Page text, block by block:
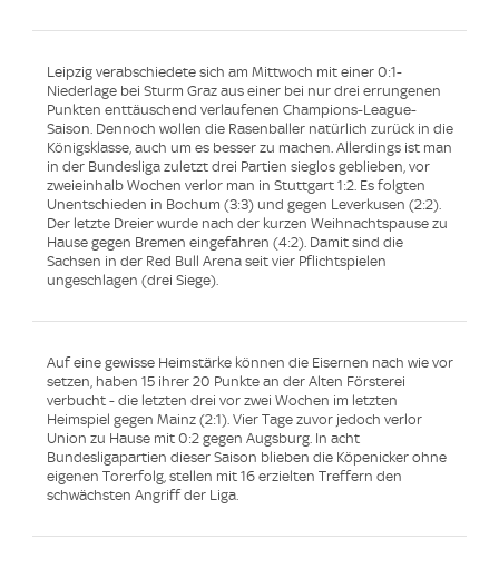
Leipzig verabschiedete sich am Mittwoch mit einer 0:1-
Niederlage bei Sturm Graz aus einer bei nur drei errungenen
Punkten enttäuschend verlaufenen Champions-League-
Saison. Dennoch wollen die Rasenballer natürlich zurück in die
Königsklasse, auch um es besser zu machen. Allerdings ist man
in der Bundesliga zuletzt drei Partien sieglos geblieben, vor
zweieinhalb Wochen verlor man in Stuttgart 1:2. Es folgten
Unentschieden in Bochum (3:3) und gegen Leverkusen (2:2).
Der letzte Dreier wurde nach der kurzen Weihnachtspause zu
Hause gegen Bremen eingefahren (4:2). Damit sind die
Sachsen in der Red Bull Arena seit vier Pflichtspielen
ungeschlagen (drei Siege).
Auf eine gewisse Heimstärke können die Eisernen nach wie vor
setzen, haben 15 ihrer 20 Punkte an der Alten Försterei
verbucht - die letzten drei vor zwei Wochen im letzten
Heimspiel gegen Mainz (2:1). Vier Tage zuvor jedoch verlor
Union zu Hause mit 0:2 gegen Augsburg. In acht
Bundesligapartien dieser Saison blieben die Köpenicker ohne
eigenen Torerfolg, stellen mit 16 erzielten Treffern den
schwächsten Angriff der Liga.